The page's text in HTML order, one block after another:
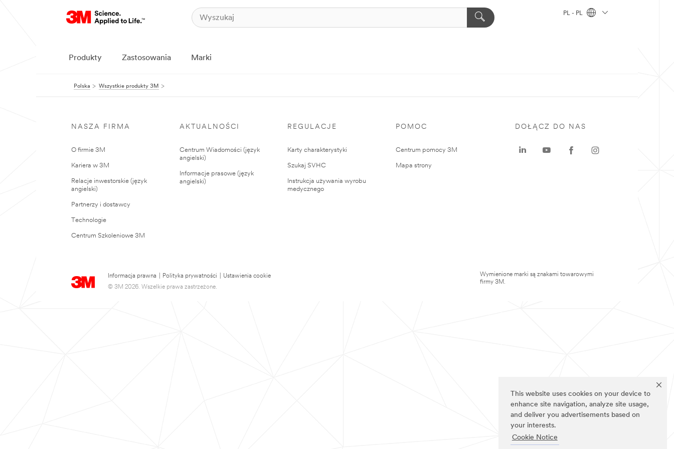
This website uses cookies on your device to
enhance site navigation, analyze site usage,
and deliver you advertisements based on
your interests.
Cookie Notice
PL - PL
Produkty Zastosowania Marki
Polska Wszystkie produkty 3M
NASZA FIRMA
O firmie 3M
Kariera w 3M
Relacje inwestorskie (język
angielski)
Partnerzy i dostawcy
Technologie
Centrum Szkoleniowe 3M
AKTUALNOŚCI
Centrum Wiadomości (język
angielski)
Informacje prasowe (język
angielski)
REGULACJE
Karty charakterystyki
Szukaj SVHC
Instrukcja używania wyrobu
medycznego
POMOC
Centrum pomocy 3M
Mapa strony
Informacja prawna Polityka prywatności
Ustawienia cookie
© 3M 2026. Wszelkie prawa zastrzeżone.
DOŁĄCZ DO NAS
Wymienione marki są znakami towarowymi
firmy 3M.